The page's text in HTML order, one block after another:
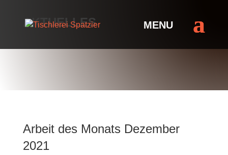
AKTUELLES
Arbeit des Monats Dezember
2021